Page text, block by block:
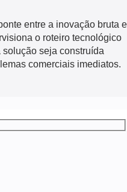
entre a inovação bruta e
o roteiro tecnológico
seja construída
comerciais imediatos.